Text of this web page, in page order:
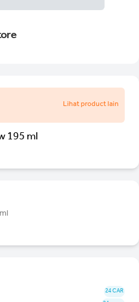
Lihat product lain
195 ml
24 CAR